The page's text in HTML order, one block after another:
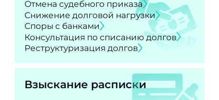
Отмена судебного приказа
Снижение долговой нагрузки
Споры с банками
Консультация по списанию долгов
Реструктуризация долгов
Взыскание расписки